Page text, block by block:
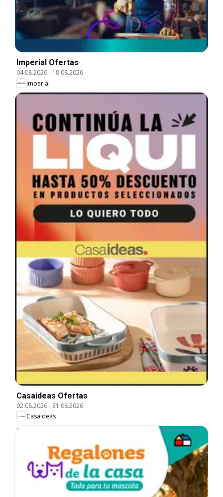
Imperial Ofertas
04.08.2026- 18.08.2026
Imperial
Casaideas Ofertas
02.08.2026-31.08.2026
Casaideas